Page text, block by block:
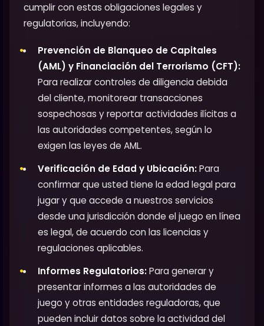
cumplir con estas obligaciones legales y
regulatorias, incluyendo:
Prevención de Blanqueo de Capitales
(AML) y Financiación del Terrorismo (CFT):
Para realizar controles de diligencia debida
del cliente, monitorear transacciones
sospechosas y reportar actividades ilícitas a
las autoridades competentes, según lo
exigen las leyes de AML.
Verificación de Edad y Ubicación:Para
confirmar que usted tiene la edad legal para
jugar y que accede a nuestros servicios
desde una jurisdicción donde el juego en línea
es legal, de acuerdo con las licencias y
regulaciones aplicables.
Informes Regulatorios:Para generar y
presentar informes a las autoridades de
juego y otras entidades reguladoras, que
pueden incluir datos sobre la actividad del